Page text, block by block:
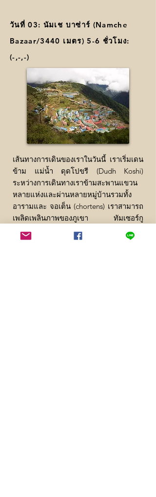
วันที่ 03: นัมเช บาซ่าร์ (Namche
Bazaar/3440 เมตร) 5-6 ชั่วโมง:
(-,-,-)
เส้นทางการเดินของเราในวันนี้ เราเริ่มเดน
ข้าม แม่น้ำ ดุดโปขรี (Dudh Koshi)
ระหว่างการเดินทางเราข้ามสะพานแขวน
หลายแห่งและผ่านหลายหมู่บ้านรวมทั้ง
อารามและ จอเต็น (chortens) เราสามารถ
เพลิดเพลินภาพของภูเขา ทัมเซอร์กู
(Thamserku) อย่างใกล้ชิด จากหมู่บ้าน เบ็
นการ์ (Benkar) หลังจากนั้น เราจะผ่านจุด